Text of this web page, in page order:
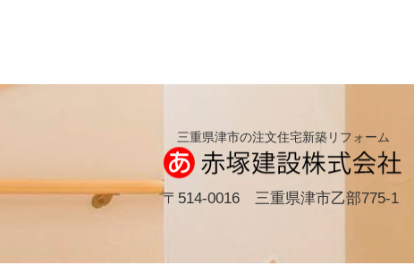
三重県津市の注文住宅新築リフォーム
〒514-0016 三重県津市乙部775-1